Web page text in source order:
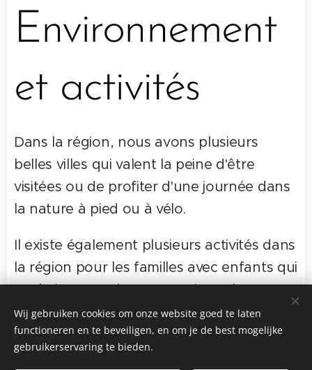
Environnement
et activités
Dans la région, nous avons plusieurs
belles villes qui valent la peine d'être
visitées ou de profiter d'une journée dans
la nature à pied ou à vélo.
Il existe également plusieurs activités dans
la région pour les familles avec enfants qui
souhaitent partir pour une journée.
En savoir plus
Wij gebruiken cookies om onze website goed te laten
functioneren en te beveiligen, en om je de best mogelijke
gebruikerservaring te bieden.